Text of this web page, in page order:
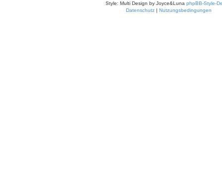
Style: Multi Design by Joyce&Luna phpBB-Style-
Datenschutz | Nutzungsbedingungen